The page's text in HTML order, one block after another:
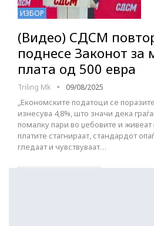
ИЗБОР
(Видео) СДСМ
поднесе Законот
плата од 500 евра
Triling Mk 09/08/2025
„Економските податоци се
изнесува 4,8%, што значи дека
помалку пари во џебовите и
платите стагнираат, стандардот
гледаат и чувствуваат…